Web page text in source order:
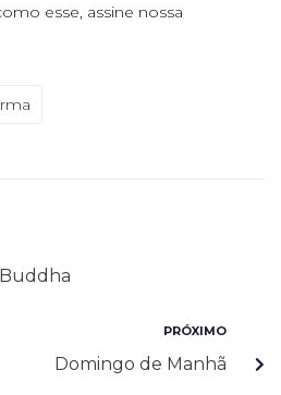
esse, assine nossa
PRÓXIMO
Domingo de Manhã